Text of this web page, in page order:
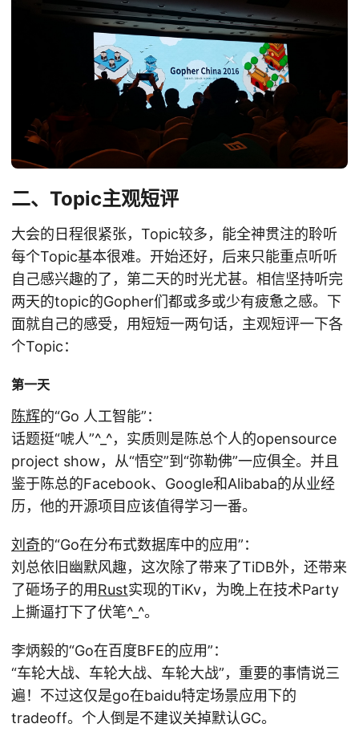
二、Topic主观短评
大会的日程很紧张，Topic较多，能全神贯注的聆听
每个Topic基本很难。开始还好，后来只能重点听听
自己感兴趣的了，第二天的时光尤甚。相信坚持听完
两天的topic的Gopher们都或多或少有疲惫之感。下
面就自己的感受，用短短一两句话，主观短评一下各
个Topic：
第一天
陈辉的“Go 人工智能”：
话题挺“唬人”^_^，实质则是陈总个人的opensource
project show，从“悟空”到“弥勒佛”一应俱全。并且
鉴于陈总的Facebook、Google和Alibaba的从业经
历，他的开源项目应该值得学习一番。
刘奇的“Go在分布式数据库中的应用”：
刘总依旧幽默风趣，这次除了带来了TiDB外，还带来
了砸场子的用Rust实现的TiKv，为晚上在技术Party
上撕逼打下了伏笔^_^。
李炳毅的“Go在百度BFE的应用”：
“车轮大战、车轮大战、车轮大战”，重要的事情说三
遍！不过这仅是go在baidu特定场景应用下的
tradeoff。个人倒是不建议关掉默认GC。